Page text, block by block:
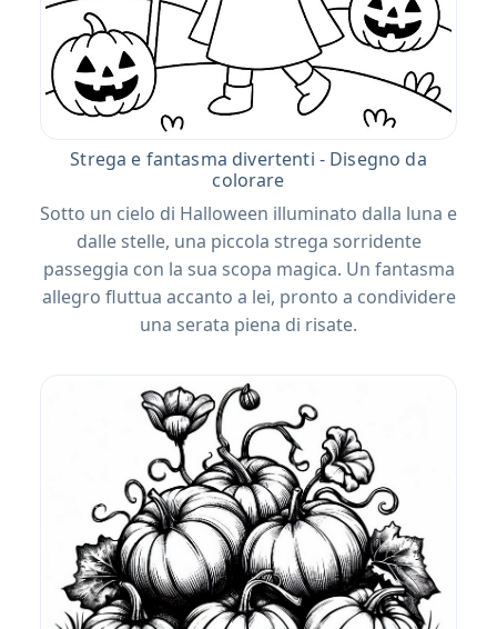
Strega e fantasma divertenti - Disegno da
colorare
Sotto un cielo di Halloween illuminato dalla luna e
dalle stelle, una piccola strega sorridente
passeggia con la sua scopa magica. Un fantasma
allegro fluttua accanto a lei, pronto a condividere
una serata piena di risate.